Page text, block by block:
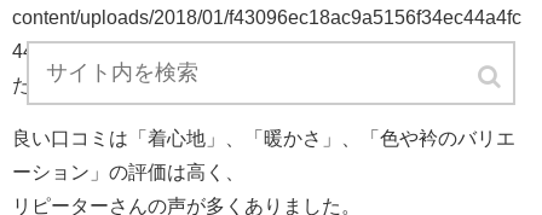
content/uploads/2018/01/f43096ec18ac9a5156f34ec44a4fc
448.png” name=”女性50代”]ぽっちゃりの私にはキツかっ
た。特に袖が。[/say]
良い口コミは「着心地」、「暖かさ」、「色や衿のバリエ
ーション」の評価は高く、
リピーターさんの声が多くありました。